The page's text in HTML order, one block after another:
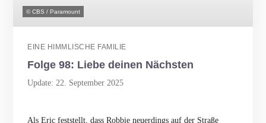
© CBS / Paramount
EINE HIMMLISCHE FAMILIE
Folge 98: Liebe deinen Nächsten
Update: 22. September 2025
Als Eric feststellt, dass Robbie neuerdings auf der Straße